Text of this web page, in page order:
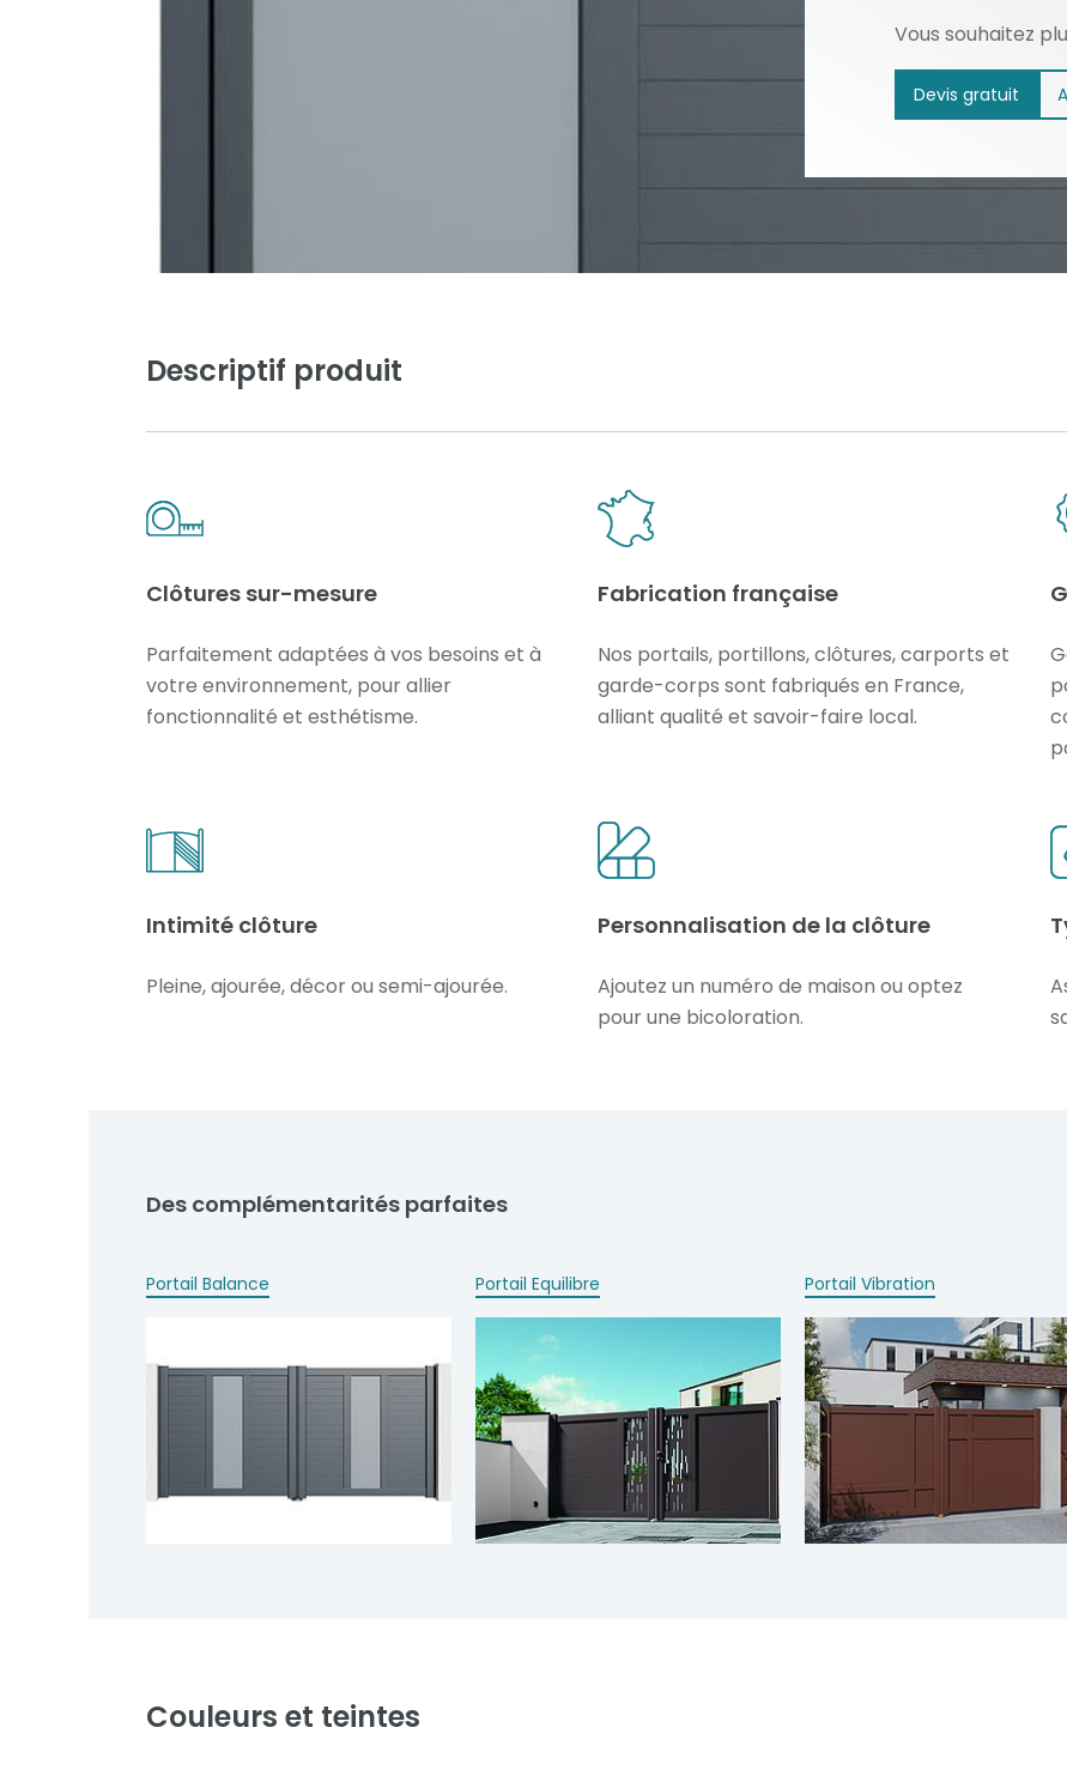
Vous souhaitez
Devis gratuit
Descriptif produit
Clôtures sur-mesure
Parfaitement adaptées à vos besoins et à
votre environnement, pour allier
fonctionnalité et esthétisme.
Fabrication française
Nos portails, portillons, clôtures, carports et
garde-corps sont fabriqués en France,
alliant qualité et savoir-faire local.
Intimité clôture
Pleine, ajourée, décor ou semi-ajourée.
Personnalisation de la clôture
Ajoutez un numéro de maison ou optez
pour une bicoloration.
Des complémentarités parfaites
Portail Balance Portail Equilibre Portail Vibration
Couleurs et teintes